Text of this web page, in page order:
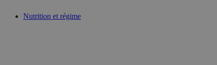
Nutrition et régime